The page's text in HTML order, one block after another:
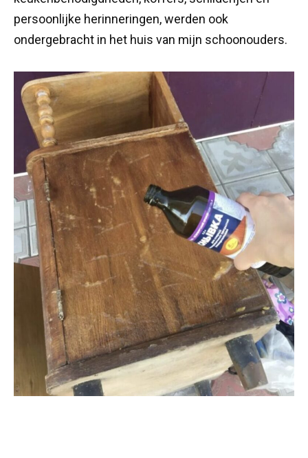
persoonlijke herinneringen, werden ook
ondergebracht in het huis van mijn schoonouders.